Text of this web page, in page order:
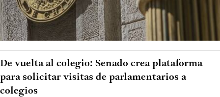
De vuelta al colegio: Senado crea plataforma
para solicitar visitas de parlamentarios a
colegios